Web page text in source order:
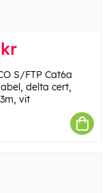
S/FTP Cat6a
delta cert,
vit